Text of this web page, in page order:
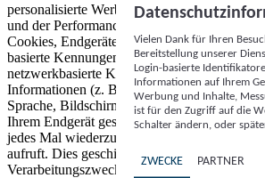
personalisierte Werbung und Inhalte,
und der Performance von Inhalten sowie
Cookies, Endgeräte- oder ähnliche Online-
basierte Kennungen, zufällig generierte
netzwerkbasierte Kennungen) können
Informationen (z. B. Browsertyp und
Sprache, Bildschirmgröße, unterstützte
Ihrem Endgerät gespeichert oder von dort
jedes Mal wiederzuerkennen, wenn es eine
aufruft. Dies geschieht für einen oder
Verarbeitungszwecke.
Vielen Dank für Ihren
Bereitstellung unserer
Login-basierte
Informationen auf Ihrem
Werbung und Inhalte,
ist für den Zugriff auf die
Schalter ändern, oder
ZWECKE PARTNER